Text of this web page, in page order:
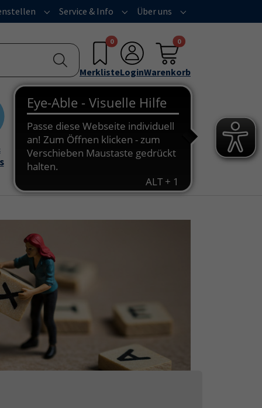
for "Programm"Submenu for "Außenstellen"
Service & Info Submenu for "Service & Info"
Über uns Submenu for "Über
0
MerklisteLogin
0
Warenkorb
Onlinekurse